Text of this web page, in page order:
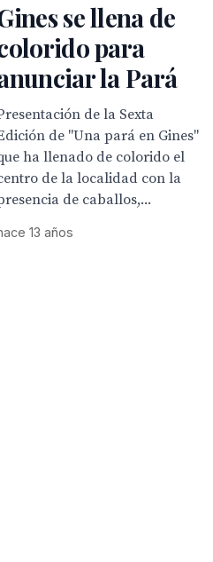
se llena de
para
la Pará
de la Sexta
de "Una pará en Gines"
ha llenado de colorido el
de la localidad con la
de caballos,...
13 años